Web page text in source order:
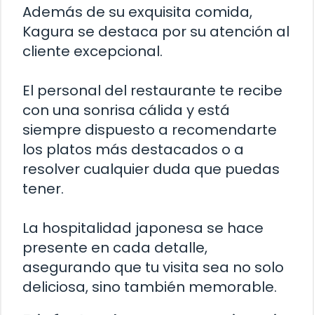
Además de su exquisita comida,
Kagura se destaca por su atención al
cliente excepcional.
El personal del restaurante te recibe
con una sonrisa cálida y está
siempre dispuesto a recomendarte
los platos más destacados o a
resolver cualquier duda que puedas
tener.
La hospitalidad japonesa se hace
presente en cada detalle,
asegurando que tu visita sea no solo
deliciosa, sino también memorable.